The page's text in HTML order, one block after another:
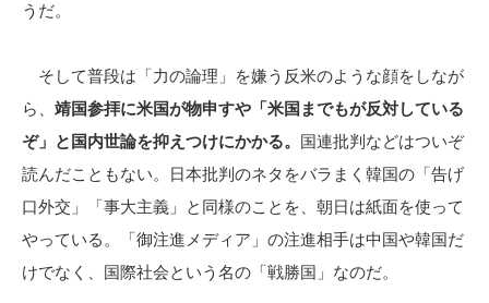
うだ。
そして普段は「力の論理」を嫌う反米のような顔をしなが
ら、 靖国参拝に米国が物申すや「米国までもが反対している
ぞ」と国内世論を抑えつけにかかる。 国連批判などはついぞ
読んだこともない。日本批判のネタをバラまく韓国の「告げ
口外交」「事大主義」と同様のことを、朝日は紙面を使って
やっている。「御注進メディア」の注進相手は中国や韓国だ
けでなく、国際社会という名の「戦勝国」なのだ。